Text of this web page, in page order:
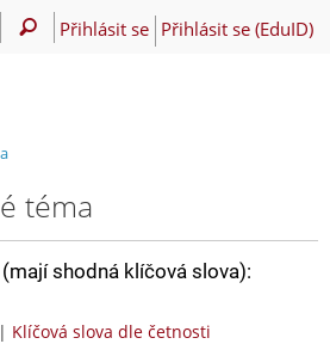
Přihlásit se Přihlásit se (EduID)
téma
shodná klíčová slova):
| Klíčová slova dle četnosti